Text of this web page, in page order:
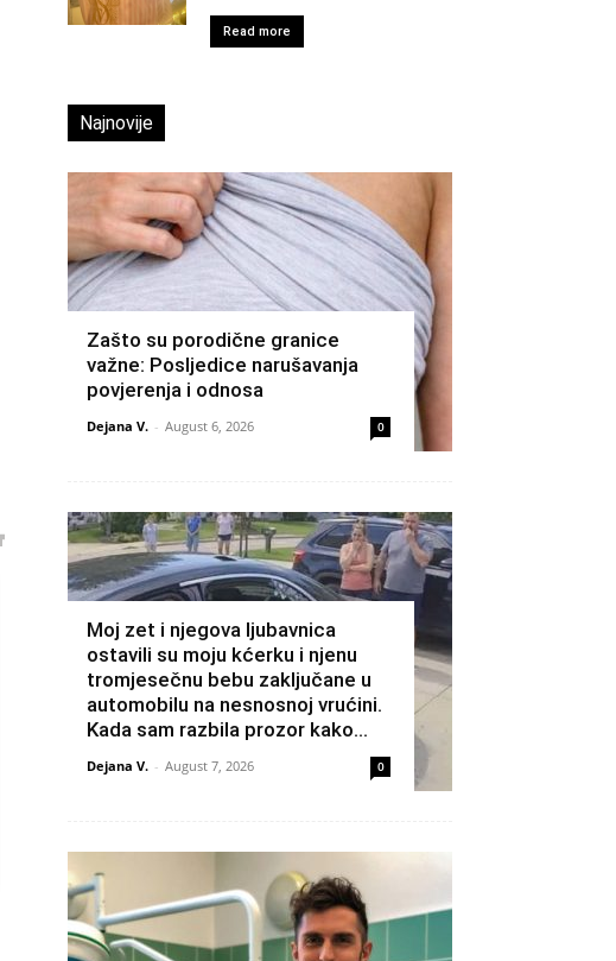
Read more
Najnovije
Zašto su porodične granice
važne: Posljedice narušavanja
povjerenja i odnosa
Dejana V. - August 6, 2026 0
Moj zet i njegova ljubavnica
ostavili su moju kćerku i njenu
tromjesečnu bebu zaključane u
automobilu na nesnosnoj vrućini.
Kada sam razbila prozor kako...
Dejana V. - August 7, 2026 0